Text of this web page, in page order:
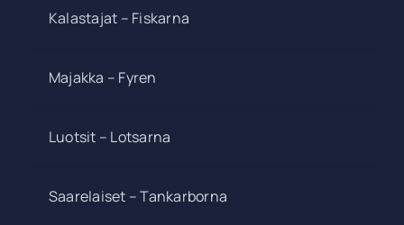
Kalastajat – Fiskarna
Majakka – Fyren
Luotsit – Lotsarna
Saarelaiset – Tankarborna